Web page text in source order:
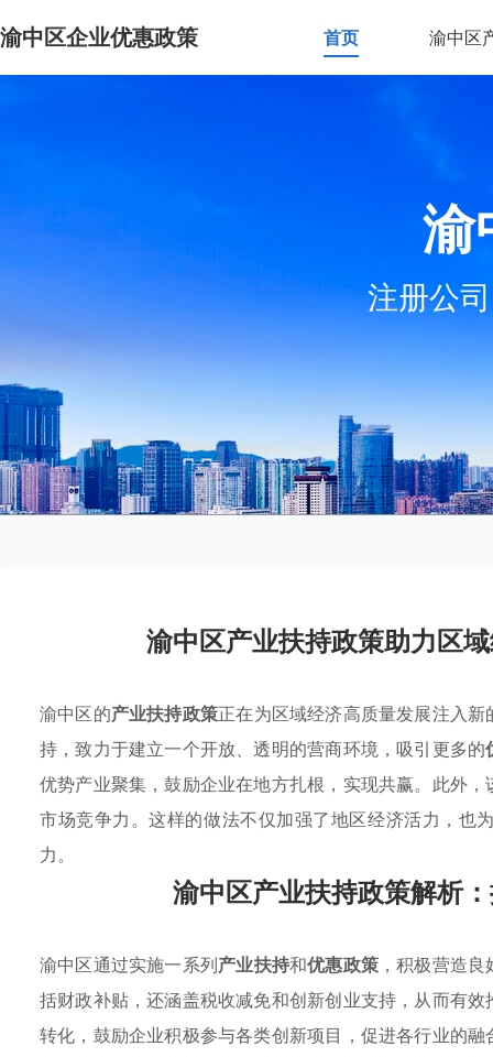
渝中区企业优惠政策 首页 渝中区
渝
注册公
渝中区产业扶持政策助力区
渝中区的产业扶持政策正在为区域经济高质量发展注入
持，致力于建立一个开放、透明的营商环境，吸引更多的
优势产业聚集，鼓励企业在地方扎根，实现共赢。此外
市场竞争力。这样的做法不仅加强了地区经济活力，也
力。
渝中区产业扶持政策解析
渝中区通过实施一系列产业扶持和优惠政策 ，积极营造
括财政补贴，还涵盖税收减免和创新创业支持，从而有
转化，鼓励企业积极参与各类创新项目，促进各行业的融